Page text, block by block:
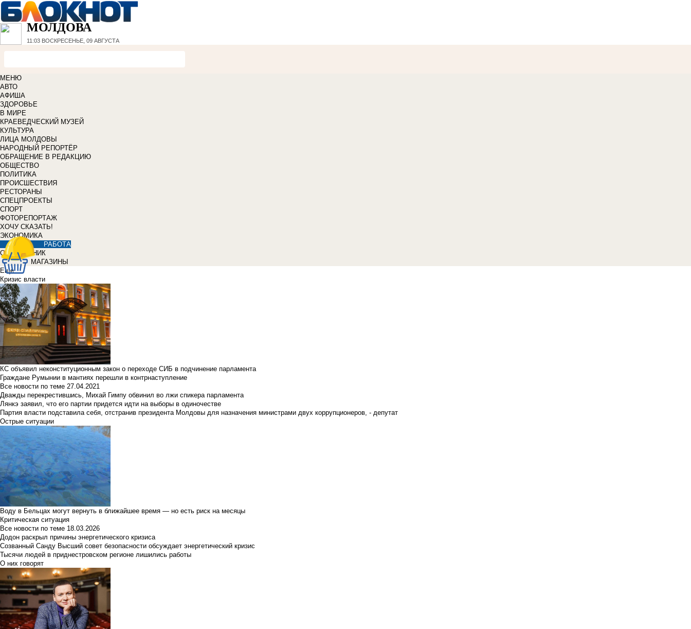
МОЛДОВА
11:03 ВОСКРЕСЕНЬЕ, 09 АВГУСТА
МЕНЮ
АВТО
АФИША
ЗДОРОВЬЕ
В МИРЕ
КРАЕВЕДЧЕСКИЙ МУЗЕЙ
КУЛЬТУРА
ЛИЦА МОЛДОВЫ
НАРОДНЫЙ РЕПОРТЁР
ОБРАЩЕНИЕ В РЕДАКЦИЮ
ОБЩЕСТВО
ПОЛИТИКА
ПРОИСШЕСТВИЯ
РЕСТОРАНЫ
СПЕЦПРОЕКТЫ
СПОРТ
ФОТОРЕПОРТАЖ
ХОЧУ СКАЗАТЬ!
ЭКОНОМИКА
РАБОТА
СПРАВОЧНИК
МАГАЗИНЫ
Еще
Кризис власти
КС объявил неконституционным закон о переходе СИБ в подчинение парламента
Граждане Румынии в мантиях перешли в контрнаступление
Все новости по теме 27.04.2021
Дважды перекрестившись, Михай Гимпу обвинил во лжи спикера парламента
Лянкэ заявил, что его партии придется идти на выборы в одиночестве
Партия власти подставила себя, отстранив президента Молдовы для назначения министрами двух коррупционеров, - депутат
Острые ситуации
Воду в Бельцах могут вернуть в ближайшее время — но есть риск на месяцы
Критическая ситуация
Все новости по теме 18.03.2026
Додон раскрыл причины энергетического кризиса
Созванный Санду Высший совет безопасности обсуждает энергетический кризис
Тысячи людей в приднестровском регионе лишились работы
О них говорят